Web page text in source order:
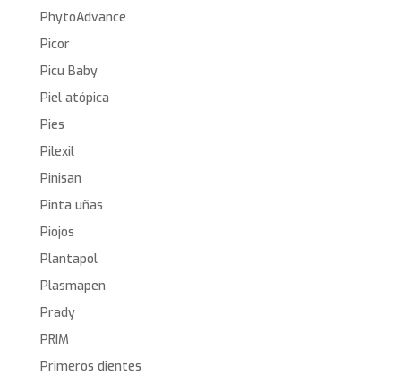
PhytoAdvance
Picor
Picu Baby
Piel atópica
Pies
Pilexil
Pinisan
Pinta uñas
Piojos
Plantapol
Plasmapen
Prady
PRIM
Primeros dientes